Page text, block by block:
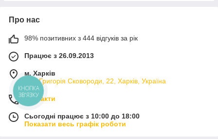
Про нас
98% позитивних з 444 відгуків за рік
Працює з 26.09.2013
м. Харків
вул. Григорія Сковороди, 22, Харків, Україна
Контакти
Сьогодні працює з 10:00 до 18:00
Показати весь графік роботи
КНОПКА
ЗВ'ЯЗКУ